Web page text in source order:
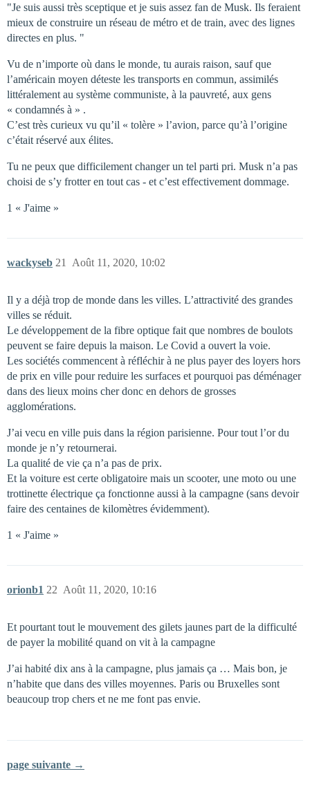
"Je suis aussi très sceptique et je suis assez fan de Musk. Ils feraient
mieux de construire un réseau de métro et de train, avec des lignes
directes en plus. "
Vu de n’importe où dans le monde, tu aurais raison, sauf que
l’américain moyen déteste les transports en commun, assimilés
littéralement au système communiste, à la pauvreté, aux gens
« condamnés à » .
C’est très curieux vu qu’il « tolère » l’avion, parce qu’à l’origine
c’était réservé aux élites.
Tu ne peux que difficilement changer un tel parti pri. Musk n’a pas
choisi de s’y frotter en tout cas - et c’est effectivement dommage.
1 « J'aime »
wackyseb Août 11, 2020, 10:02
21
Il y a déjà trop de monde dans les villes. L’attractivité des grandes
villes se réduit.
Le développement de la fibre optique fait que nombres de boulots
peuvent se faire depuis la maison. Le Covid a ouvert la voie.
Les sociétés commencent à réfléchir à ne plus payer des loyers hors
de prix en ville pour reduire les surfaces et pourquoi pas déménager
dans des lieux moins cher donc en dehors de grosses
agglomérations.
J’ai vecu en ville puis dans la région parisienne. Pour tout l’or du
monde je n’y retournerai.
La qualité de vie ça n’a pas de prix.
Et la voiture est certe obligatoire mais un scooter, une moto ou une
trottinette électrique ça fonctionne aussi à la campagne (sans devoir
faire des centaines de kilomètres évidemment).
1 « J'aime »
orionb1 Août 11, 2020, 10:16
22
Et pourtant tout le mouvement des gilets jaunes part de la difficulté
de payer la mobilité quand on vit à la campagne
J’ai habité dix ans à la campagne, plus jamais ça … Mais bon, je
n’habite que dans des villes moyennes. Paris ou Bruxelles sont
beaucoup trop chers et ne me font pas envie.
page suivante →